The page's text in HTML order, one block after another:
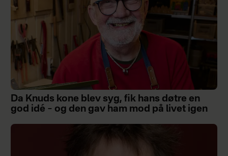
Da Knuds kone blev syg, fik hans døtre en
god idé – og den gav ham mod på livet igen